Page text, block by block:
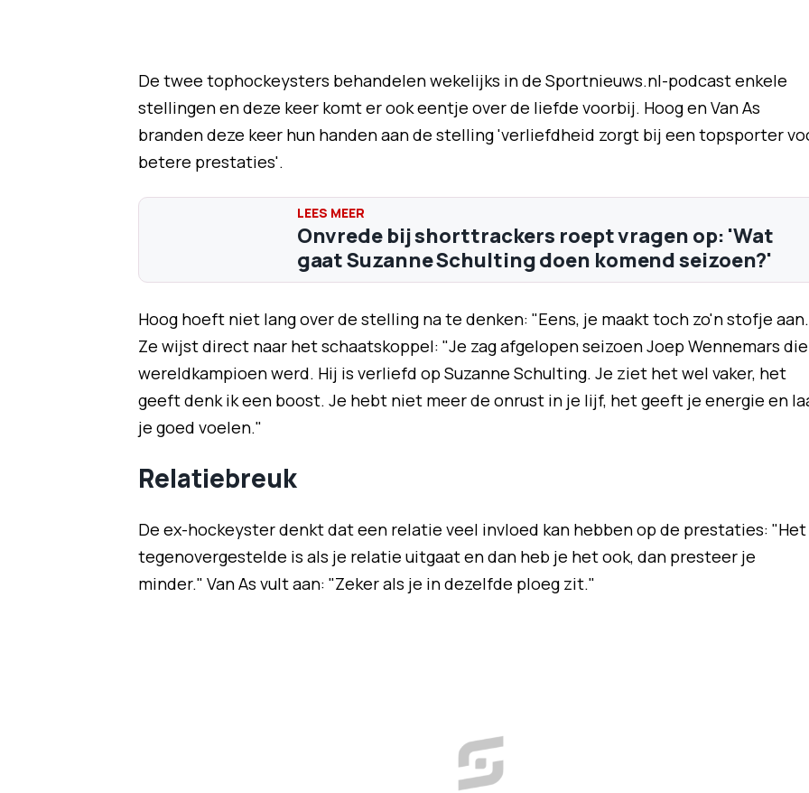
De twee tophockeysters behandelen wekelijks in de Sportnieuws.nl-podcast enkele
stellingen en deze keer komt er ook eentje over de liefde voorbij. Hoog en Van As
branden deze keer hun handen aan de stelling 'verliefdheid zorgt bij een topsporter
betere prestaties'.
Onvrede bij shorttrackers roept vragen op: 'Wat
gaat Suzanne Schulting doen komend seizoen?'
Hoog hoeft niet lang over de stelling na te denken: "Eens, je maakt toch zo'n stofje
Ze wijst direct naar het schaatskoppel: "Je zag afgelopen seizoen Joep Wennemars die
wereldkampioen werd. Hij is verliefd op Suzanne Schulting. Je ziet het wel vaker, het
geeft denk ik een boost. Je hebt niet meer de onrust in je lijf, het geeft je energie en
je goed voelen."
Relatiebreuk
De ex-hockeyster denkt dat een relatie veel invloed kan hebben op de prestaties: "Het
tegenovergestelde is als je relatie uitgaat en dan heb je het ook, dan presteer je
minder." Van As vult aan: "Zeker als je in dezelfde ploeg zit."